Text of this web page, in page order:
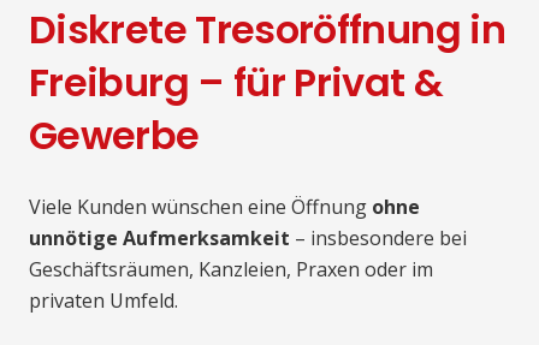
Diskrete Tresoröffnung in
Freiburg – für Privat &
Gewerbe
Viele Kunden wünschen eine Öffnung ohne
unnötige Aufmerksamkeit – insbesondere bei
Geschäftsräumen, Kanzleien, Praxen oder im
privaten Umfeld.